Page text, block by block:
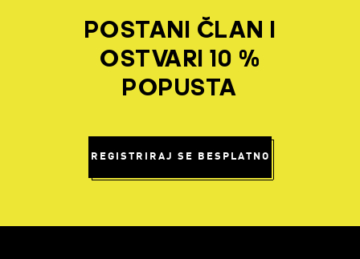
POSTANI ČLAN I
OSTVARI 10 %
POPUSTA
REGISTRIRAJ SE BESPLATNO